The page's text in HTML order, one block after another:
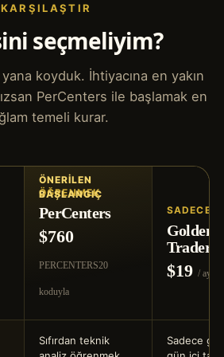
KARŞILAŞTIR
seçmeliyim?
koyduk. İhtiyacına en yakın
PerCenters ile başlamak en
temeli kurar.
ÖĞRENMEK
PerCenters
$760
PERCENTERS20
koduyla
SADECE
Golden
Traders
$19 / ay
Sıfırdan teknik
Sadece